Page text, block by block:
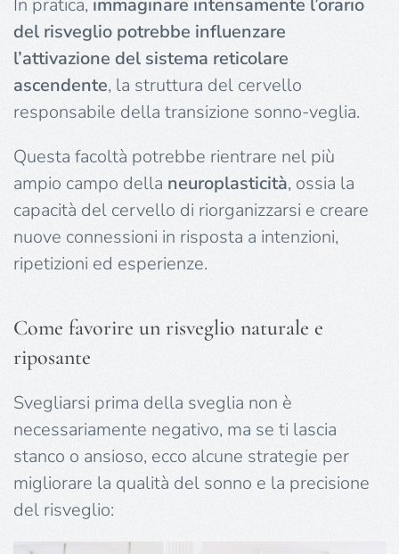
del risveglio potrebbe influenzare
l’attivazione del sistema reticolare
ascendente, la struttura del cervello
responsabile della transizione sonno-veglia.
Questa facoltà potrebbe rientrare nel più
ampio campo della neuroplasticità, ossia la
capacità del cervello di riorganizzarsi e creare
nuove connessioni in risposta a intenzioni,
ripetizioni ed esperienze.
Come favorire un risveglio naturale e
riposante
Svegliarsi prima della sveglia non è
necessariamente negativo, ma se ti lascia
stanco o ansioso, ecco alcune strategie per
migliorare la qualità del sonno e la precisione
del risveglio: